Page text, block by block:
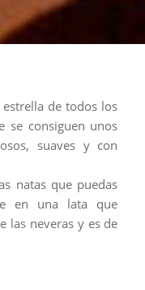
de todos los
se consiguen unos
suaves y con
natas que puedas
en una lata que
las neveras y es de